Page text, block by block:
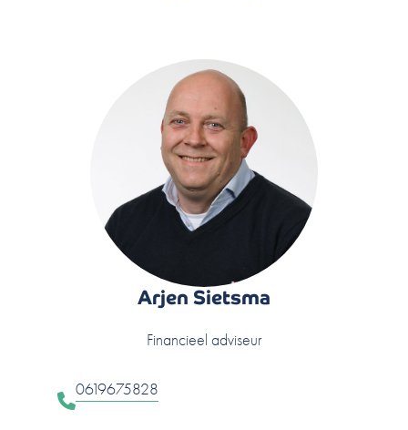
Arjen Sietsma
Financieel adviseur
0619675828